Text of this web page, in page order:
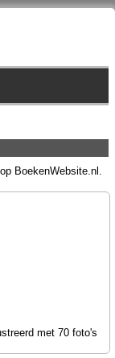
BoekenWebsite.nl.
met 70 foto's